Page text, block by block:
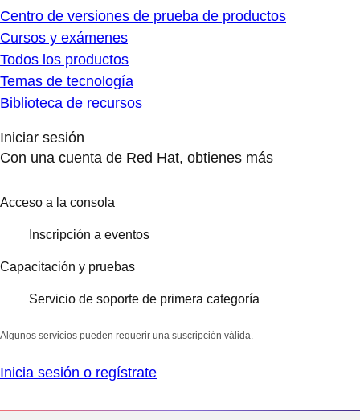
Centro de versiones de prueba de productos
Cursos y exámenes
Todos los productos
Temas de tecnología
Biblioteca de recursos
Iniciar sesión
Con una cuenta de Red Hat, obtienes más
Acceso a la consola
Inscripción a eventos
Capacitación y pruebas
Servicio de soporte de primera categoría
Algunos servicios pueden requerir una suscripción válida.
Inicia sesión o regístrate